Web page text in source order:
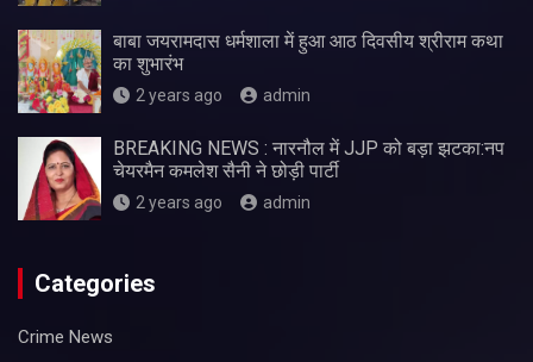
बाबा जयरामदास धर्मशाला में हुआ आठ दिवसीय श्रीराम कथा
का शुभारंभ
2 years ago admin
BREAKING NEWS : नारनौल में JJP को बड़ा झटका:नप
चेयरमैन कमलेश सैनी ने छोड़ी पार्टी
2 years ago admin
Categories
Crime News